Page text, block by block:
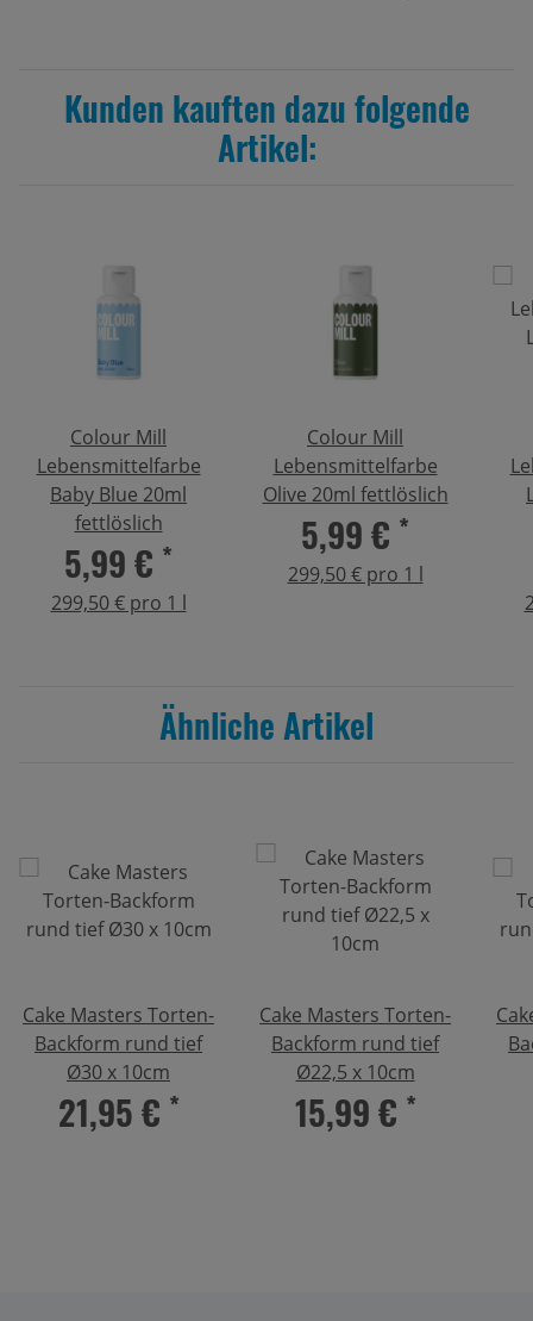
Kunden kauften dazu folgende
Artikel:
Colour Mill
Lebensmittelfarbe
Baby Blue 20ml
fettlöslich
5,99 € *
299,50 € pro 1 l
Colour Mill
Lebensmittelfarbe
Olive 20ml fettlöslich
5,99 € *
299,50 € pro 1 l
Ähnliche Artikel
Cake Masters Torten-
Backform rund tief
Ø30 x 10cm
21,95 € *
Cake Masters Torten-
Backform rund tief
Ø22,5 x 10cm
15,99 € *